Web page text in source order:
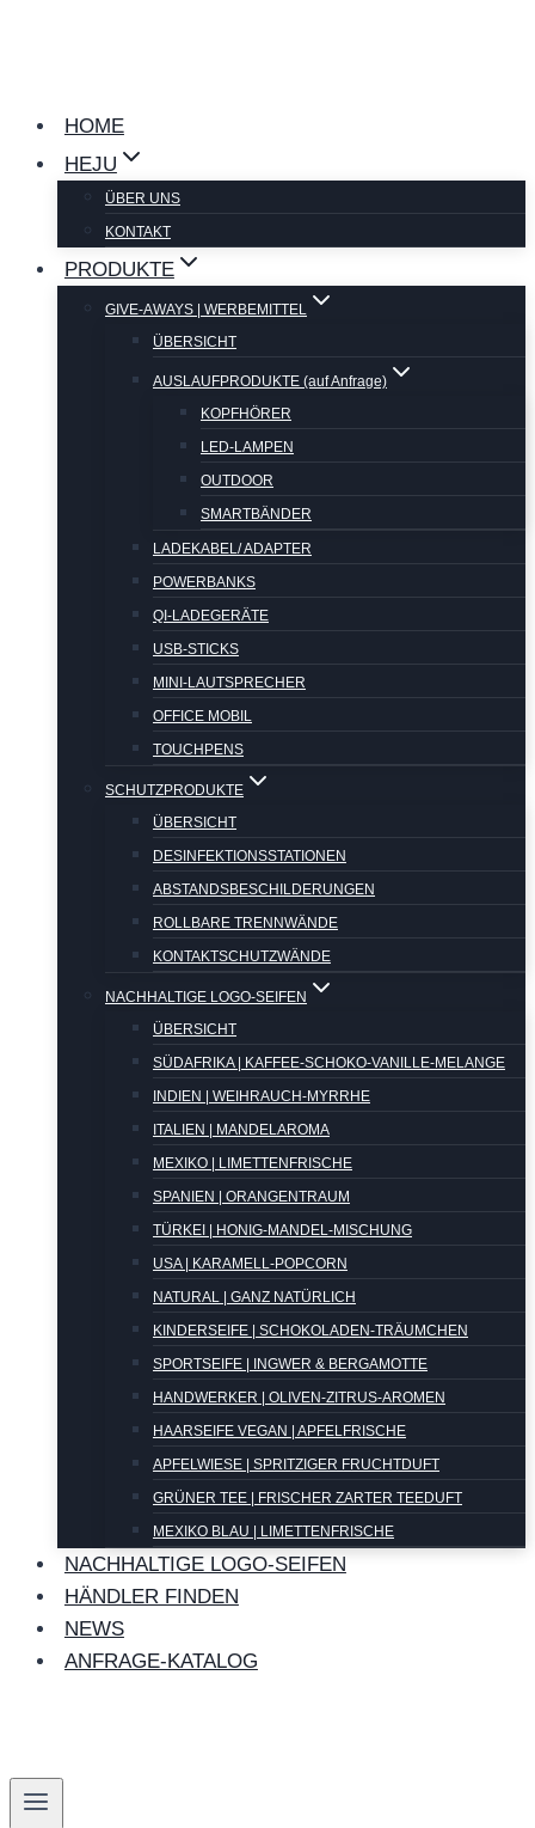
HOME
HEJU
ÜBER UNS
KONTAKT
PRODUKTE
GIVE-AWAYS | WERBEMITTEL
ÜBERSICHT
AUSLAUFPRODUKTE (auf Anfrage)
KOPFHÖRER
LED-LAMPEN
OUTDOOR
SMARTBÄNDER
LADEKABEL/ ADAPTER
POWERBANKS
QI-LADEGERÄTE
USB-STICKS
MINI-LAUTSPRECHER
OFFICE MOBIL
TOUCHPENS
SCHUTZPRODUKTE
ÜBERSICHT
DESINFEKTIONSSTATIONEN
ABSTANDSBESCHILDERUNGEN
ROLLBARE TRENNWÄNDE
KONTAKTSCHUTZWÄNDE
NACHHALTIGE LOGO-SEIFEN
ÜBERSICHT
SÜDAFRIKA | KAFFEE-SCHOKO-VANILLE-MELANGE
INDIEN | WEIHRAUCH-MYRRHE
ITALIEN | MANDELAROMA
MEXIKO | LIMETTENFRISCHE
SPANIEN | ORANGENTRAUM
TÜRKEI | HONIG-MANDEL-MISCHUNG
USA | KARAMELL-POPCORN
NATURAL | GANZ NATÜRLICH
KINDERSEIFE | SCHOKOLADEN-TRÄUMCHEN
SPORTSEIFE | INGWER & BERGAMOTTE
HANDWERKER | OLIVEN-ZITRUS-AROMEN
HAARSEIFE VEGAN | APFELFRISCHE
APFELWIESE | SPRITZIGER FRUCHTDUFT
GRÜNER TEE | FRISCHER ZARTER TEEDUFT
MEXIKO BLAU | LIMETTENFRISCHE
NACHHALTIGE LOGO-SEIFEN
HÄNDLER FINDEN
NEWS
ANFRAGE-KATALOG